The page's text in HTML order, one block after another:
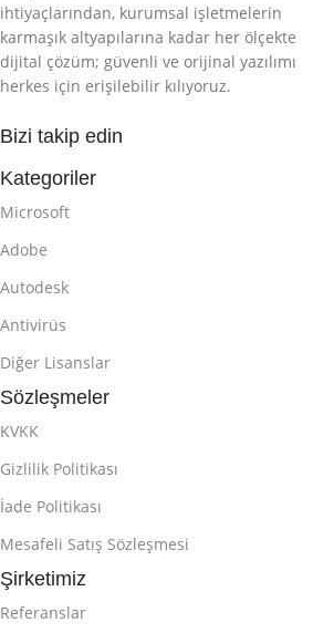
ihtiyaçlarından, kurumsal işletmelerin
karmaşık altyapılarına kadar her ölçekte
dijital çözüm; güvenli ve orijinal yazılımı
herkes için erişilebilir kılıyoruz.
Bizi takip edin
Kategoriler
Microsoft
Adobe
Autodesk
Antivirüs
Diğer Lisanslar
Sözleşmeler
KVKK
Gizlilik Politikası
İade Politikası
Mesafeli Satış Sözleşmesi
Şirketimiz
Referanslar